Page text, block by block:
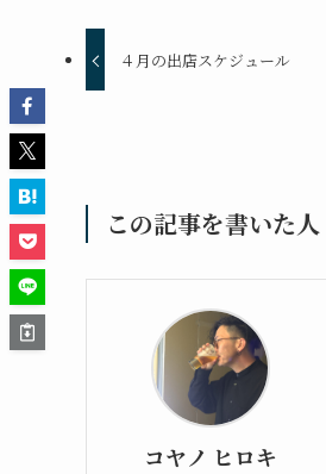
４月の出店スケジュール
この記事を書いた人
コヤノ ヒロキ